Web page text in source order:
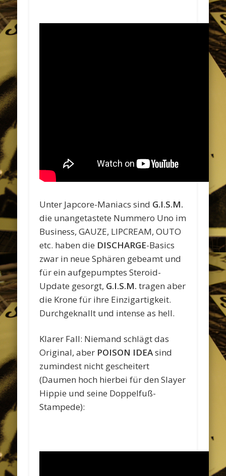
Unter Japcore-Maniacs sind G.I.S.M.
die unangetastete Nummero Uno im
Business, GAUZE, LIPCREAM, OUTO
etc. haben die DISCHARGE-Basics
zwar in neue Sphären gebeamt und
für ein aufgepumptes Steroid-
Update gesorgt, G.I.S.M. tragen aber
die Krone für ihre Einzigartigkeit.
Durchgeknallt und intense as hell.
Klarer Fall: Niemand schlägt das
Original, aber POISON IDEAsind
zumindest nicht gescheitert
(Daumen hoch hierbei für den Slayer
Hippie und seine Doppelfuß-
Stampede):